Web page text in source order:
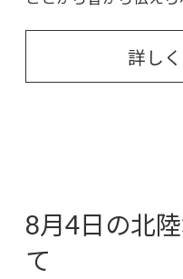
詳し
8月4日の北
て